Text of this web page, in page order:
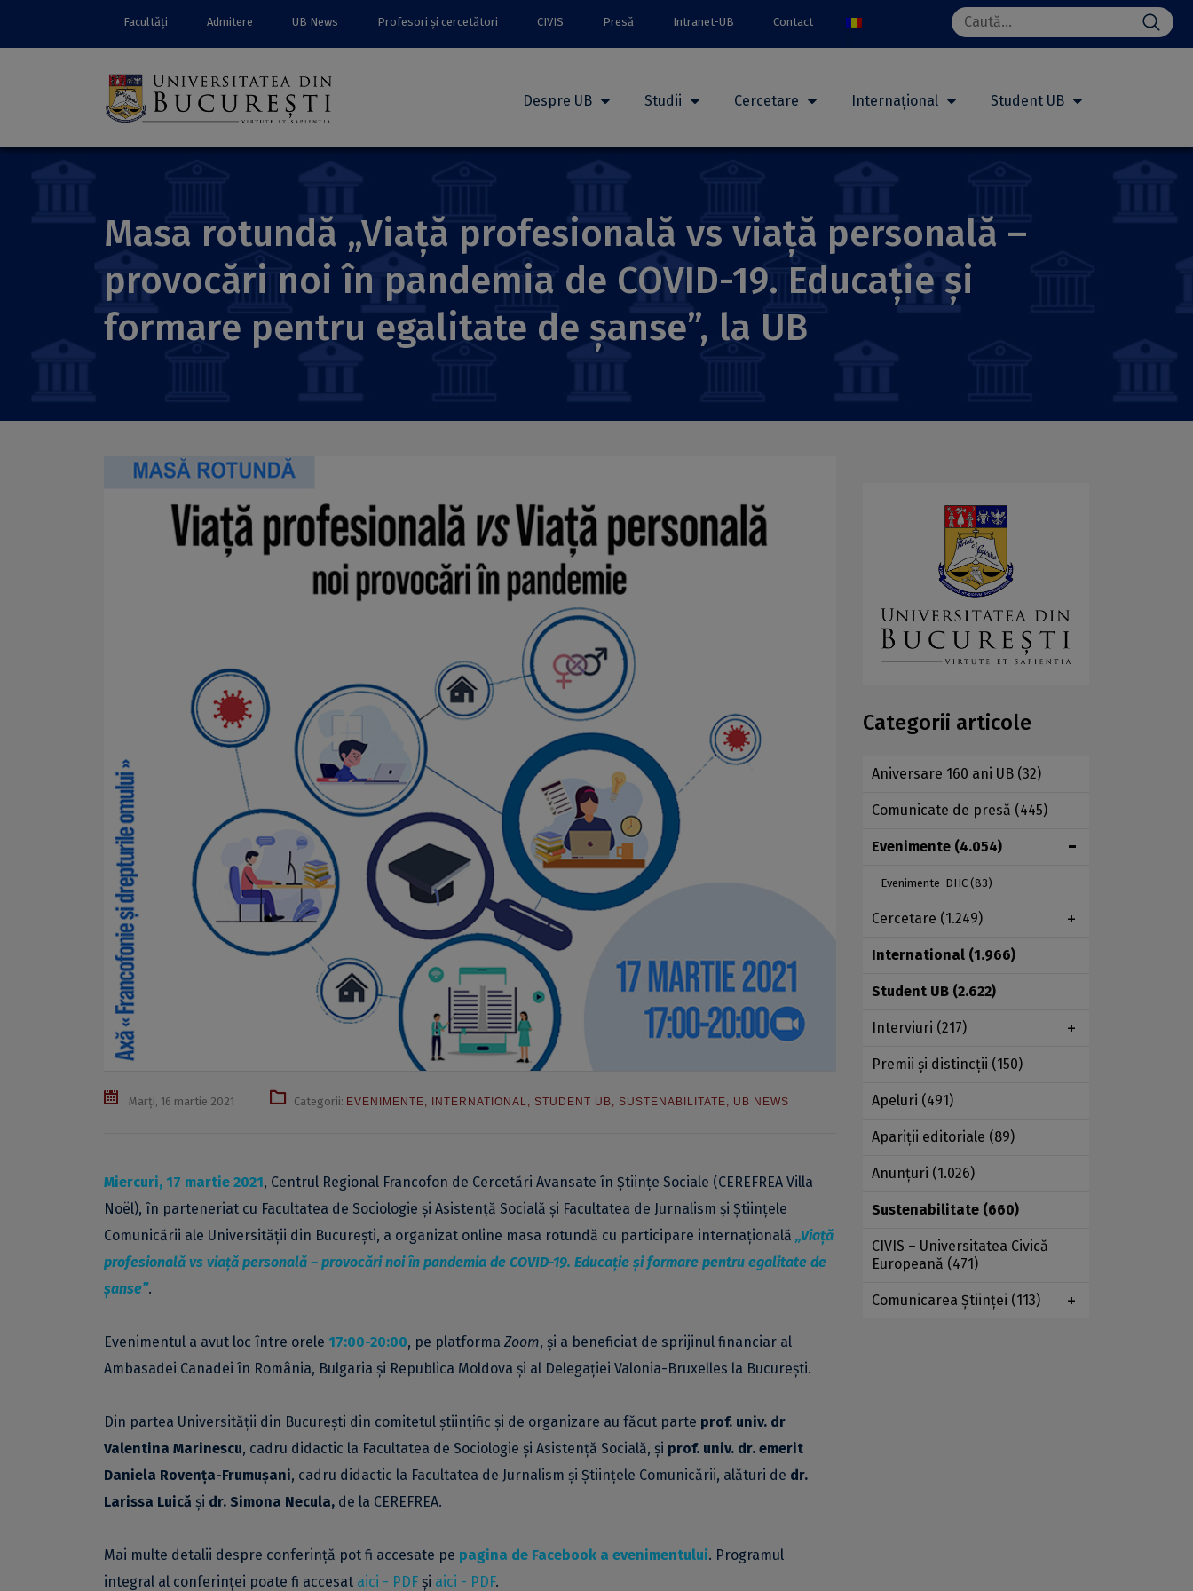
Facultăți Admitere UB News Profesori și cercetători CIVIS Presă Intranet-UB Contact
Search
for:
Despre UB Studii Cercetare Internațional Student UB
Masa rotundă „Viață profesională vs viață personală –
provocări noi în pandemia de COVID-19. Educație și
formare pentru egalitate de șanse”, la UB
Marți, 16 martie 2021 Categorii: EVENIMENTE, INTERNATIONAL, STUDENT UB, SUSTENABILITATE, UB NEWS
Miercuri, 17 martie 2021, Centrul Regional Francofon de Cercetări Avansate în Științe Sociale (CEREFREA Villa
Noël), în parteneriat cu Facultatea de Sociologie și Asistență Socială și Facultatea de Jurnalism și Științele
Comunicării ale Universității din București, a organizat online masa rotundă cu participare internațională „Viață
profesională vs viață personală – provocări noi în pandemia de COVID-19. Educație și formare pentru egalitate de
șanse”.
Evenimentul a avut loc între orele 17:00-20:00, pe platforma Zoom, și a beneficiat de sprijinul financiar al
Ambasadei Canadei în România, Bulgaria și Republica Moldova și al Delegației Valonia-Bruxelles la București.
Din partea Universității din București din comitetul științific și de organizare au făcut parte prof. univ. dr
Valentina Marinescu, cadru didactic la Facultatea de Sociologie și Asistență Socială, și prof. univ. dr. emerit
Daniela Rovența-Frumușani, cadru didactic la Facultatea de Jurnalism și Științele Comunicării, alături de dr.
Larissa Luică și dr. Simona Necula, de la CEREFREA.
Mai multe detalii despre conferință pot fi accesate pe pagina de Facebook a evenimentului. Programul
integral al conferinței poate fi accesat aici - PDF și aici - PDF.
Categorii articole
Aniversare 160 ani UB (32)
Comunicate de presă (445)
Evenimente (4.054)
Evenimente-DHC (83)
Cercetare (1.249)
International (1.966)
Student UB (2.622)
Interviuri (217)
Premii şi distincţii (150)
Apeluri (491)
Apariţii editoriale (89)
Anunţuri (1.026)
Sustenabilitate (660)
CIVIS – Universitatea Civică
Europeană (471)
Comunicarea Ştiinţei (113)